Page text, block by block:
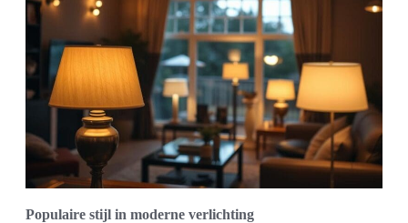
Populaire stijl in moderne verlichting